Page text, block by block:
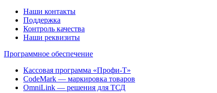
Наши контакты
Поддержка
Контроль качества
Наши реквизиты
Программное обеспечение
Кассовая программа «Профи-Т»
CodeMark — маркировка товаров
OmniLink — решения для ТСД